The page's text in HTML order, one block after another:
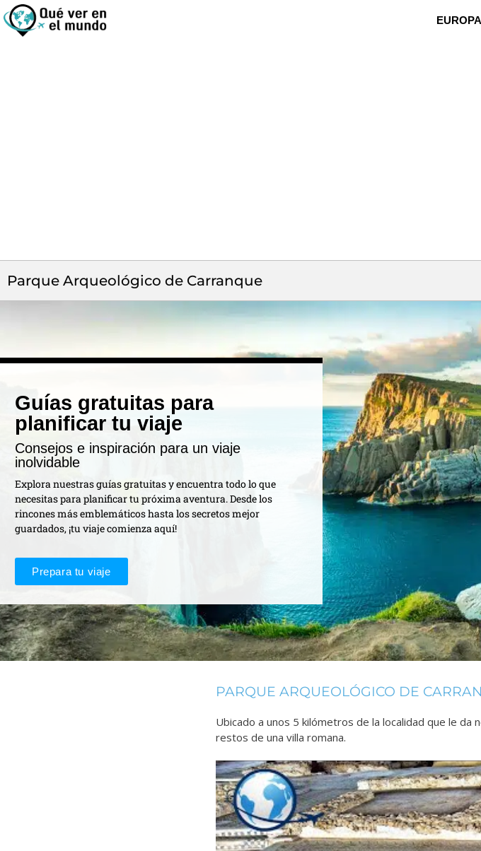
EUROPA
Parque Arqueológico de Carranque
Guías gratuitas para
planificar tu viaje
Consejos e inspiración para un viaje
inolvidable
Explora nuestras guías gratuitas y encuentra todo lo que
necesitas para planificar tu próxima aventura. Desde los
rincones más emblemáticos hasta los secretos mejor
guardados, ¡tu viaje comienza aquí!
Prepara tu viaje
PARQUE ARQUEOLÓGICO DE
Ubicado a unos 5 kilómetros de la localidad que le da
restos de una villa romana.